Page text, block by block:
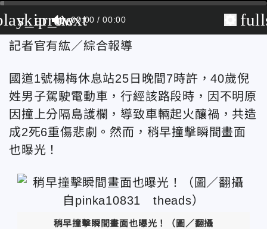
skip_next
00:00 00:00
記者官有紘／綜合報導
國道1號楊梅休息站25日晚間7時許，40歲倪
姓男子駕駛電動車，行經該路段時，因不明原
因撞上分隔島護欄，導致車輛起火釀禍，共造
成2死6重傷悲劇。然而，稍早撞擊瞬間畫面
也曝光！
稍早撞擊瞬間畫面也曝光！（圖／翻攝